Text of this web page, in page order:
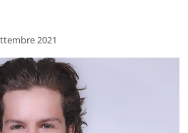
2021